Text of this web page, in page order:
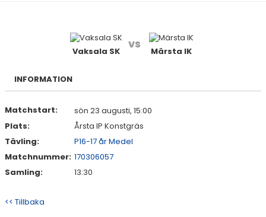
KONTAKT
Vaksala SK
vs
Märsta IK
INFORMATION
Matchstart:
sön 23 augusti, 15:00
Plats:
Årsta IP Konstgräs
Tävling:
P16-17 år Medel
Matchnummer: 170306057
Samling:
13:30
<< Tillbaka